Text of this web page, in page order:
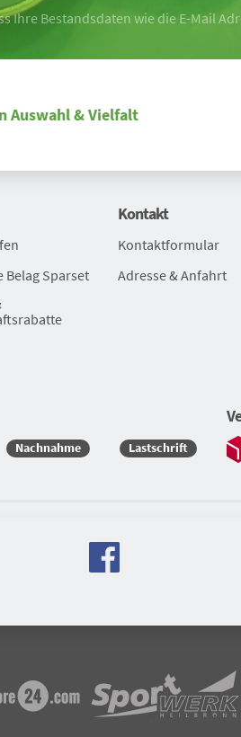
Bestandsdaten wie die E-Mail
Auswahl & Vielfalt
Belag Sparset
Kontakt
Kontaktformular
Adresse & Anfahrt
Nachnahme Lastschrift